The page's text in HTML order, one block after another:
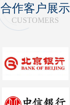
合作客户展示
CUSTOMERS